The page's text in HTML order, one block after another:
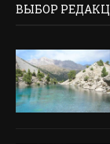
ВЫБОР